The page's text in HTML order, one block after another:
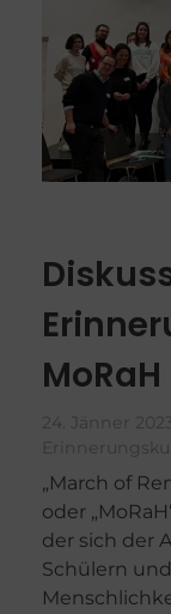
MoRaH
24. Jänner
„March of
oder
der sich der
Schülern